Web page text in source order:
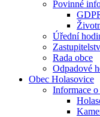
Povinné
Úřední
Rada obce
Odpadové
Obec Holasovice
Informace o